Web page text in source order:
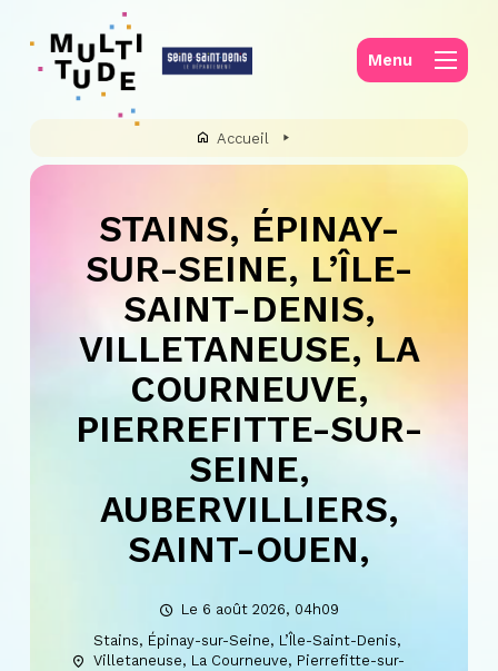
Menu
Accueil
STAINS, ÉPINAY-
SUR-SEINE, L’ÎLE-
SAINT-DENIS,
VILLETANEUSE, LA
COURNEUVE,
PIERREFITTE-SUR-
SEINE,
AUBERVILLIERS,
SAINT-OUEN,
Le 6 août 2026, 04h09
Stains, Épinay-sur-Seine, L’Île-Saint-Denis,
Villetaneuse, La Courneuve, Pierrefitte-sur-
Panneau de gestion des cookies